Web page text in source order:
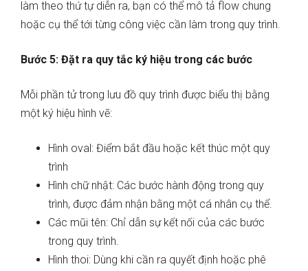
làm theo thứ tự diễn ra, bạn có thể mô tả flow chung
hoặc cụ thể tới từng công việc cần làm trong quy trình.
Bước 5: Đặt ra quy tắc ký hiệu trong các bước
Mỗi phần tử trong lưu đồ quy trình được biểu thị bằng
một ký hiệu hình vẽ:
Hình oval: Điểm bắt đầu hoặc kết thúc một quy
trình
Hình chữ nhật: Các bước hành động trong quy
trình, được đảm nhận bằng một cá nhân cụ thể.
Các mũi tên: Chỉ dẫn sự kết nối của các bước
trong quy trình.
Hình thoi: Dùng khi cần ra quyết định hoặc phê